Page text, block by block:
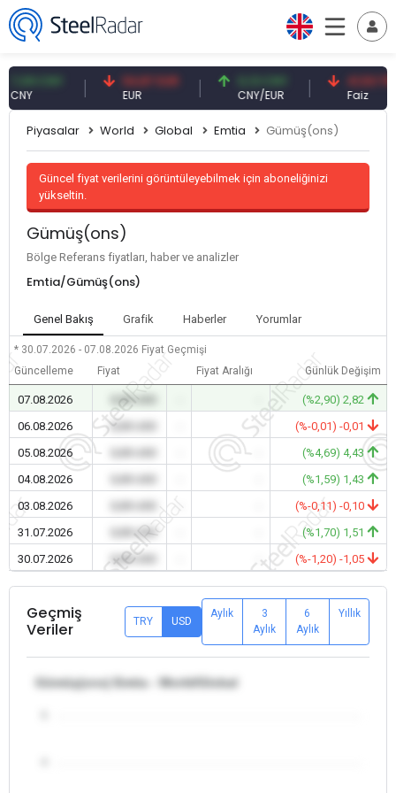
54,87 EUR
EUR
0,13 CNY
CNY/EUR
41,53 TRY
Faiz
Piyasalar World Global Emtia Gümüş(ons)
Güncel fiyat verilerini görüntüleyebilmek için aboneliğinizi
yükseltin.
Gümüş(ons)
Bölge Referans fiyatları, haber ve analizler
Emtia/Gümüş(ons)
Genel Bakış Grafik Haberler Yorumlar
* 30.07.2026 - 07.08.2026 Fiyat Geçmişi
Güncelleme
Fiyat Fiyat Aralığı Günlük Değişim
07.08.2026 0,00 USD
(%2,90) 2,82
06.08.2026
0,00 USD -
(%-0,01) -0,01
05.08.2026
(%4,69) 4,43
04.08.2026
(%1,59) 1,43
03.08.2026
(%-0,11) -0,10
31.07.2026
0,00 USD
(%1,70) 1,51
30.07.2026
0,00 USD (%-1,20) -1,05
Geçmiş
Veriler
TRY USD
Aylık
3
Aylık
6
Aylık
Yıllık
Gümüş(ons) Emtia - World/Global